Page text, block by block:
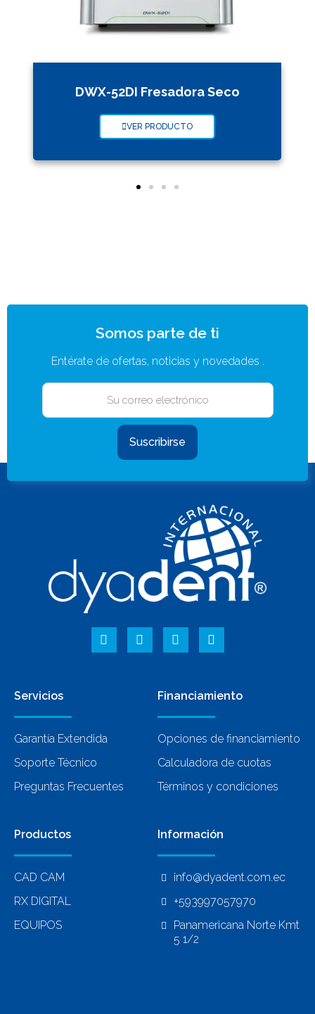
DWX-52DI Fresadora Seco
VER PRODUCTO
Somos parte de ti
Entérate de ofertas, noticias y novedades .
Suscribirse
Servicios
Garantía Extendida
Soporte Técnico
Preguntas Frecuentes
Financiamiento
Opciones de financiamiento
Calculadora de cuotas
Términos y condiciones
Productos
CAD CAM
RX DIGITAL
EQUIPOS
Información
info@dyadent.com.ec
+593997057970
Panamericana Norte Kmt
5 1/2